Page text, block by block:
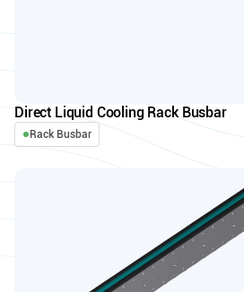
Direct Liquid Cooling Rack Busbar
Rack Busbar